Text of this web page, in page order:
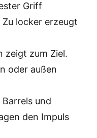
Griff
locker erzeugt
zeigt zum Ziel.
oder außen
Barrels und
den Impuls